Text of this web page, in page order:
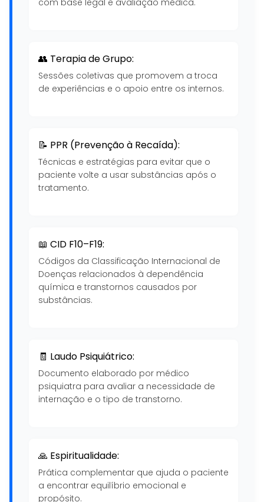
com base legal e avaliação médica.
👥 Terapia de Grupo:
Sessões coletivas que promovem a troca
de experiências e o apoio entre os internos.
📝 PPR (Prevenção à Recaída):
Técnicas e estratégias para evitar que o
paciente volte a usar substâncias após o
tratamento.
📖 CID F10–F19:
Códigos da Classificação Internacional de
Doenças relacionados à dependência
química e transtornos causados por
substâncias.
🧾 Laudo Psiquiátrico:
Documento elaborado por médico
psiquiatra para avaliar a necessidade de
internação e o tipo de transtorno.
🙏 Espiritualidade:
Prática complementar que ajuda o paciente
a encontrar equilíbrio emocional e
propósito.